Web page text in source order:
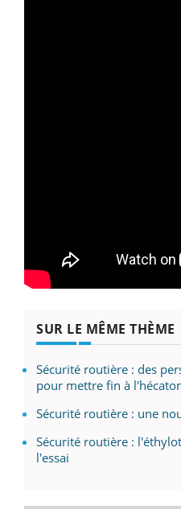
SUR LE MÊME THÈME
Sécurité routière : des
pour mettre fin à
Sécurité routière : une
Sécurité routière :
l'essai